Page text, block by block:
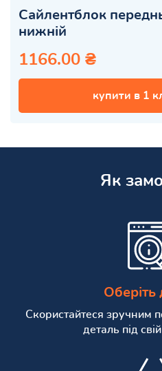
Сайлентблок
нижній
1166.00 ₴
купити в 1
Як
Оберіть
Скористайтеся зручним
деталь під